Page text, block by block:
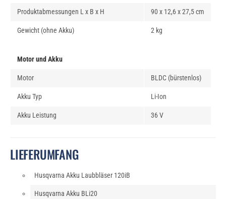
Produktabmessungen L x B x H 90 x 12,6 x 27,5 cm
Gewicht (ohne Akku) 2 kg
Motor und Akku
Motor BLDC (bürstenlos)
Akku Typ Li-Ion
Akku Leistung 36 V
LIEFERUMFANG
Husqvarna Akku Laubbläser 120iB
Husqvarna Akku BLi20